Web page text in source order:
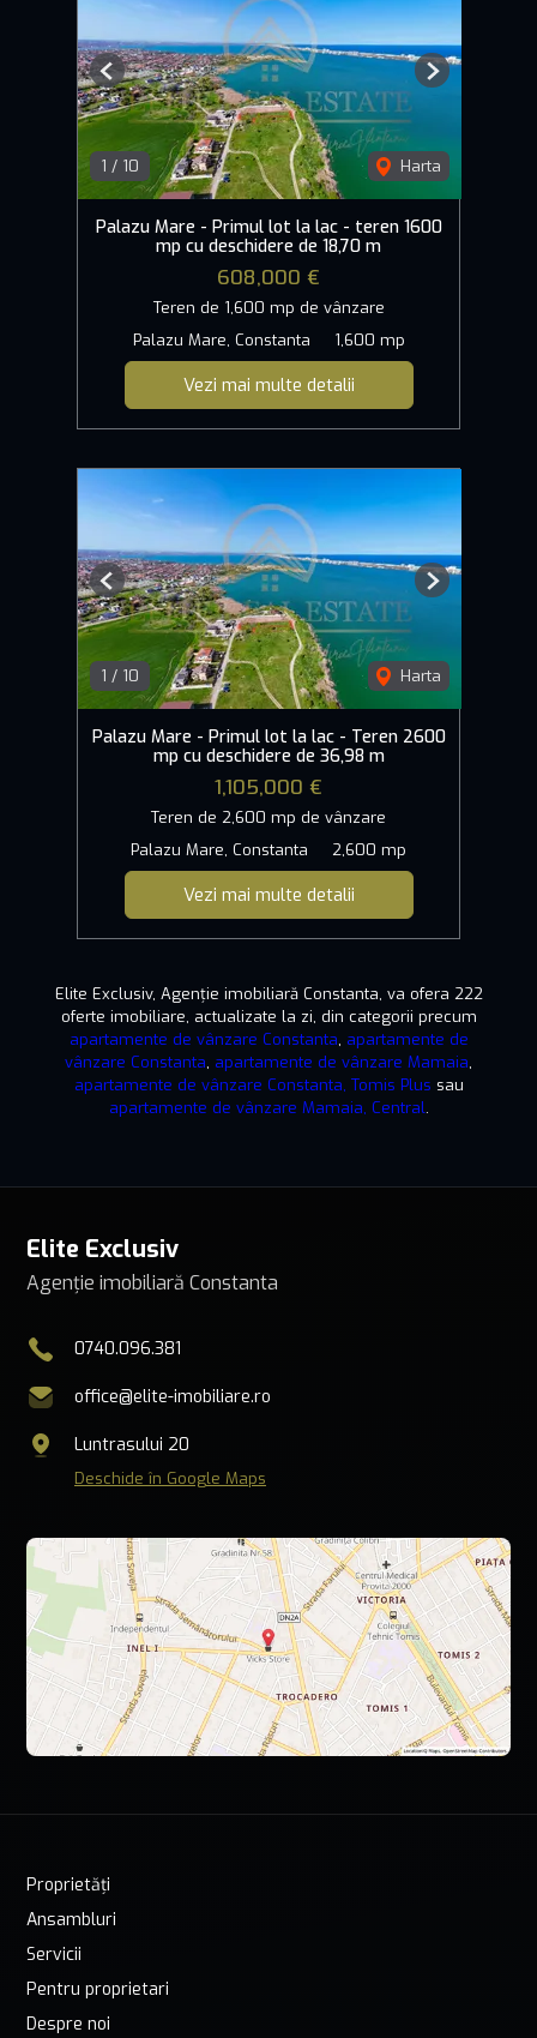
1 / 10 Harta
Previous Next
Palazu Mare - Primul lot la lac - teren 1600
mp cu deschidere de 18,70 m
608,000 €
Teren de 1,600 mp de vânzare
Palazu Mare, Constanta
1,600 mp
Vezi mai multe detalii
1 / 10 Harta
Previous Next
Palazu Mare - Primul lot la lac - Teren 2600
mp cu deschidere de 36,98 m
1,105,000 €
Teren de 2,600 mp de vânzare
Palazu Mare, Constanta
2,600 mp
Vezi mai multe detalii
Elite Exclusiv, Agenție imobiliară Constanta, va ofera 222
oferte imobiliare, actualizate la zi, din categorii precum
apartamente de vânzare Constanta, apartamente de
vânzare Constanta, apartamente de vânzare Mamaia,
apartamente de vânzare Constanta, Tomis Plus sau
apartamente de vânzare Mamaia, Central.
Elite Exclusiv
Agenție imobiliară Constanta
0740.096.381
office@elite-imobiliare.ro
Luntrasului 20
Deschide în Google Maps
Proprietăți
Ansambluri
Servicii
Pentru proprietari
Despre noi